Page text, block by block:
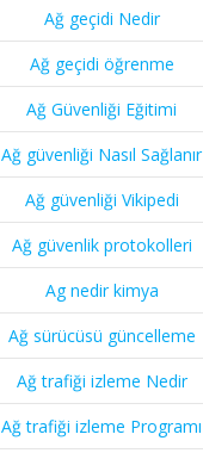
Ağ geçidi Nedir
Ağ geçidi öğrenme
Ağ Güvenliği Eğitimi
Ağ güvenliği Nasıl Sağlanır
Ağ güvenliği Vikipedi
Ağ güvenlik protokolleri
Ag nedir kimya
Ağ sürücüsü güncelleme
Ağ trafiği izleme Nedir
Ağ trafiği izleme Programı